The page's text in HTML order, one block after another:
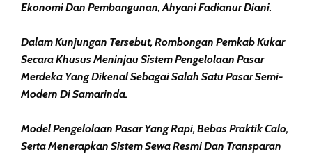
Ekonomi Dan Pembangunan, Ahyani Fadianur Diani.
Dalam Kunjungan Tersebut, Rombongan Pemkab Kukar
Secara Khusus Meninjau Sistem Pengelolaan Pasar
Merdeka Yang Dikenal Sebagai Salah Satu Pasar Semi-
Modern Di Samarinda.
Model Pengelolaan Pasar Yang Rapi, Bebas Praktik Calo,
Serta Menerapkan Sistem Sewa Resmi Dan Transparan